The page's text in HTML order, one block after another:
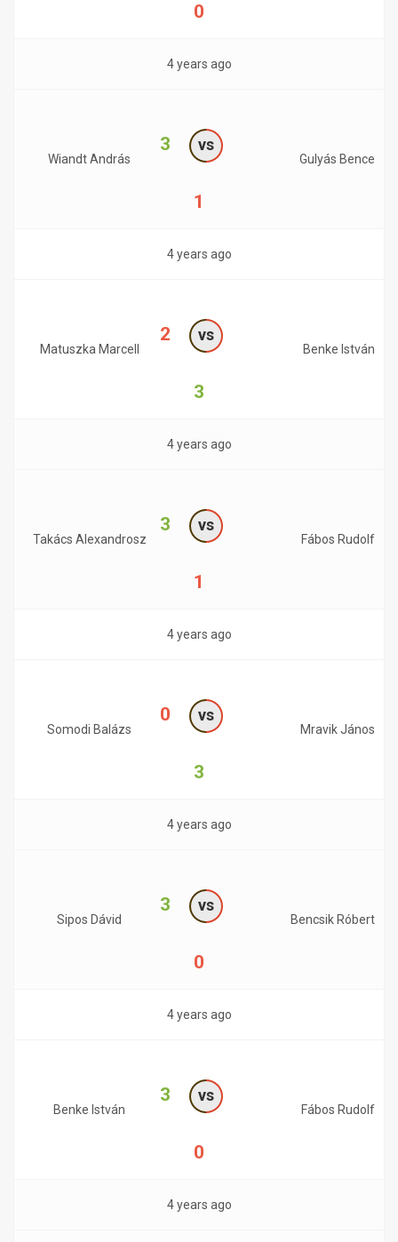
0
4 years ago
Wiandt András
3 vs
1
Gulyás Bence
4 years ago
Matuszka Marcell
2 vs
3
Benke István
4 years ago
Takács Alexandrosz
3 vs
1
Fábos Rudolf
4 years ago
Somodi Balázs
0 vs
3
Mravik János
4 years ago
Sipos Dávid
3 vs
0
Bencsik Róbert
4 years ago
Benke István
3 vs
0
Fábos Rudolf
4 years ago